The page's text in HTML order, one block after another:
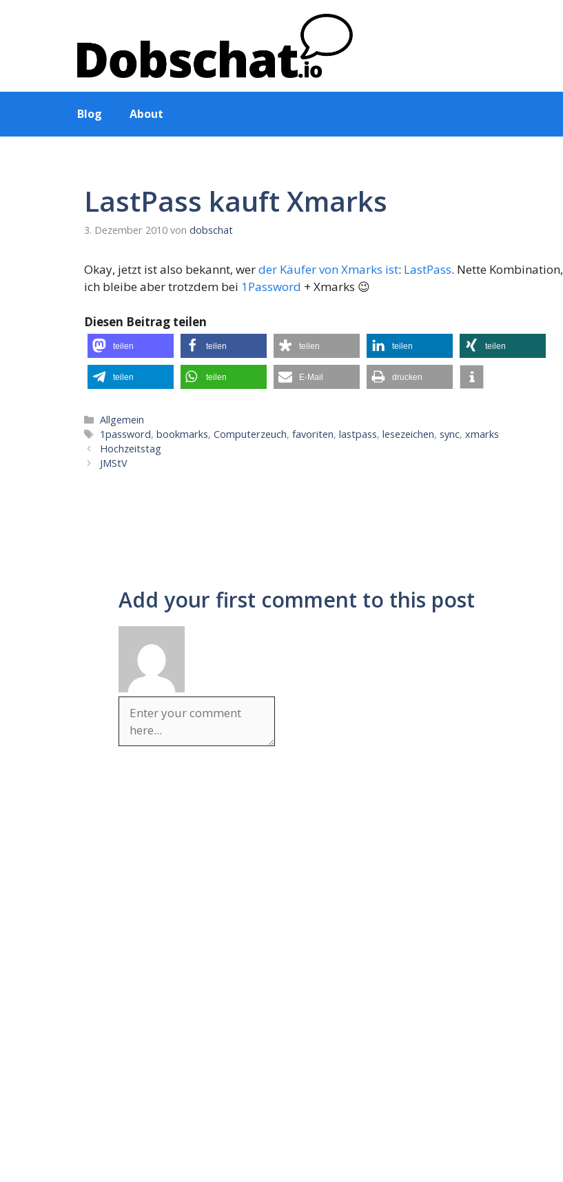
Blog About
LastPass kauft Xmarks
3. Dezember 2010 von dobschat
Okay, jetzt ist also bekannt, werder Käufer von Xmarks ist: LastPass. Nette Kombination,
ich bleibe aber trotzdem bei 1Password + Xmarks 😉
Diesen Beitrag teilen
teilen teilen teilen teilen teilen
teilen teilen E-Mail drucken
Kategorien
Allgemein
Schlagwörter
1password,bookmarks,Computerzeuch,favoriten,lastpass,lesezeichen,sync,xmarks
Hochzeitstag
JMStV
Add your first comment to this post